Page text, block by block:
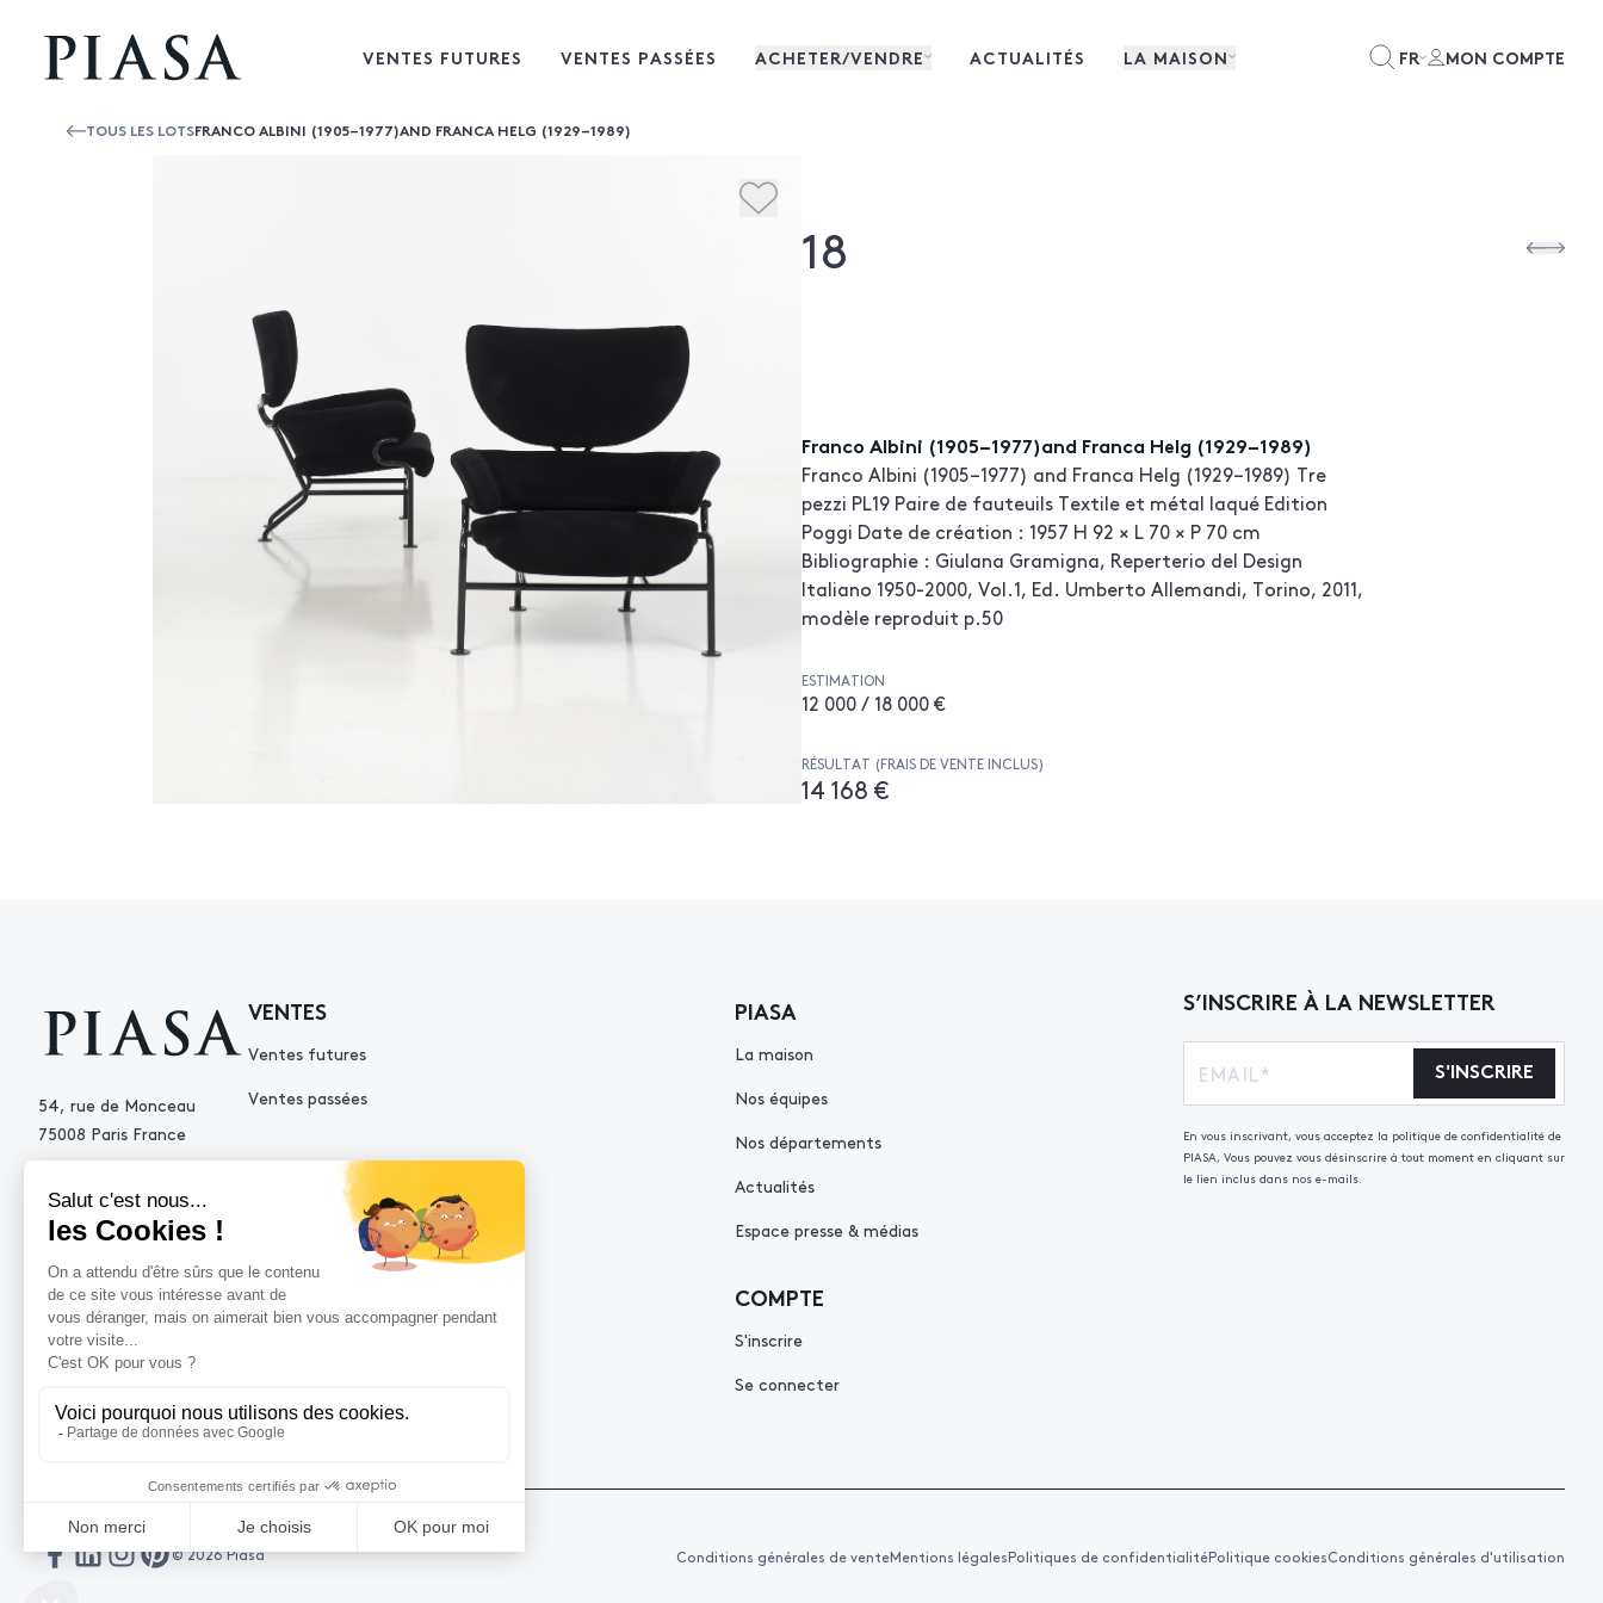
VENTES FUTURES VENTES PASSÉES ACHETER/VENDRE ACTUALITÉS LA MAISON FR MON COMPTE
TOUS LES LOTSFRANCO ALBINI (1905–1977)AND FRANCA HELG (1929–1989)
18
Franco Albini (1905–1977)and Franca Helg (1929–1989)
Franco Albini (1905–1977) and Franca Helg (1929–1989) Tre
pezzi PL19 Paire de fauteuils Textile et métal laqué Edition
Poggi Date de création : 1957 H 92 × L 70 × P 70 cm
Bibliographie : Giulana Gramigna, Reperterio del Design
Italiano 1950-2000, Vol.1, Ed. Umberto Allemandi, Torino, 2011,
modèle reproduit p.50
ESTIMATION
12 000 / 18 000 €
RÉSULTAT (FRAIS DE VENTE INCLUS)
14 168 €
54, rue de Monceau
75008 Paris France
contact@piasa.fr
VENTES
Ventes futures
Ventes passées
PIASA
La maison
Nos équipes
Nos départements
Actualités
Espace presse & médias
AIDE
Demande d’estimation
COMPTE
S'inscrire
Se connecter
S’INSCRIRE À LA NEWSLETTER
S'INSCRIRE
En vous inscrivant, vous acceptez la politique de confidentialité de
PIASA, Vous pouvez vous désinscrire à tout moment en cliquant sur
le lien inclus dans nos e-mails.
© 2026 Piasa Conditions générales de venteMentions légalesPolitiques de confidentialitéPolitique cookiesConditions générales d'utilisation